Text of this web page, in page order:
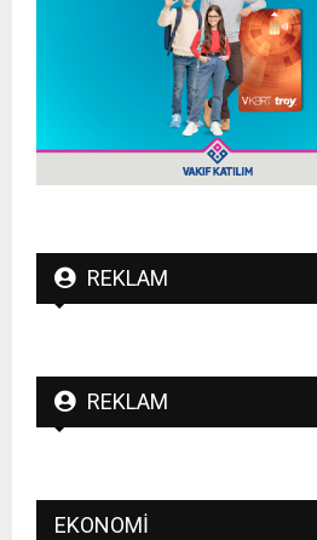
REKLAM
REKLAM
EKONOMI